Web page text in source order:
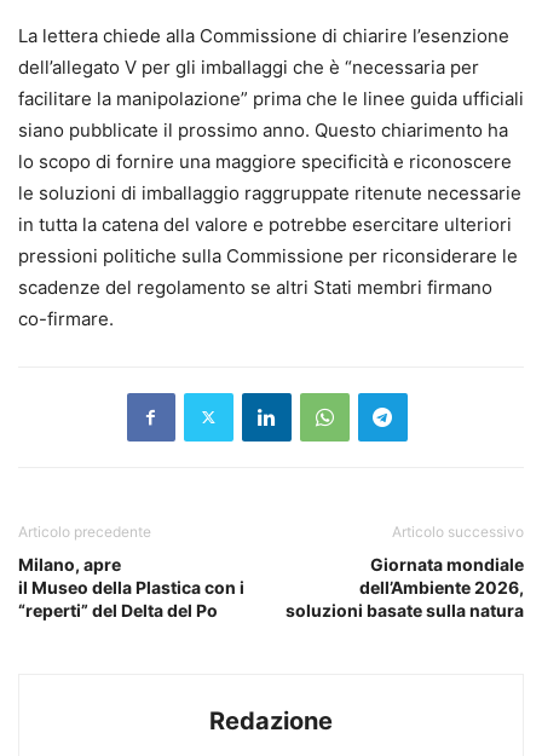
La lettera chiede alla Commissione di chiarire l’esenzione
dell’allegato V per gli imballaggi che è “necessaria per
facilitare la manipolazione” prima che le linee guida ufficiali
siano pubblicate il prossimo anno. Questo chiarimento ha
lo scopo di fornire una maggiore specificità e riconoscere
le soluzioni di imballaggio raggruppate ritenute necessarie
in tutta la catena del valore e potrebbe esercitare ulteriori
pressioni politiche sulla Commissione per riconsiderare le
scadenze del regolamento se altri Stati membri firmano
co-firmare.
Articolo precedente
Milano, apre
il Museo della Plastica con i
“reperti” del Delta del Po
Articolo successivo
Giornata mondiale
dell’Ambiente 2026,
soluzioni basate sulla natura
Redazione